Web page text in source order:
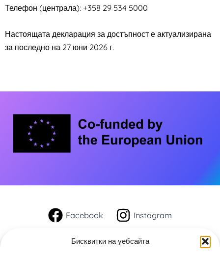
Бисквитки на уебсайта
Телефон (централа): +358 29 534 5000
Настоящата декларация за достъпност е актуализирана
за последно на 27 юни 2026 г.
Facebook Instagram
Начало